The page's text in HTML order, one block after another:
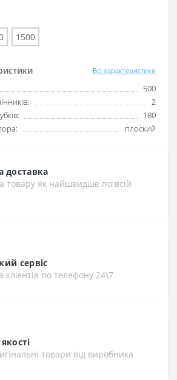
1500
Всі характеристики
500
2
180
плоский
доставка
товару як найшвидше по всій
сервіс
клієнтів по телефону 24\7
товари від виробника